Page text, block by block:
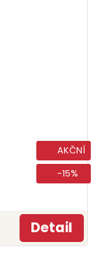
AKČNÍ
-15%
Detail